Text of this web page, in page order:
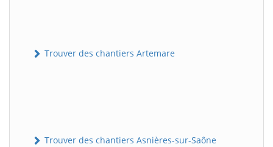
Trouver des chantiers Artemare
Trouver des chantiers Asnières-sur-Saône